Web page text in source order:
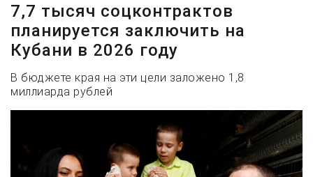
7,7 тысяч соцконтрактов
планируется заключить на
Кубани в 2026 году
В бюджете края на эти цели заложено 1,8
миллиарда рублей